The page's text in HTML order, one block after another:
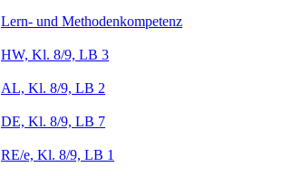
Lern- und Methodenkompetenz
HW, Kl. 8/9, LB 3
AL, Kl. 8/9, LB 2
DE, Kl. 8/9, LB 7
RE/e, Kl. 8/9, LB 1